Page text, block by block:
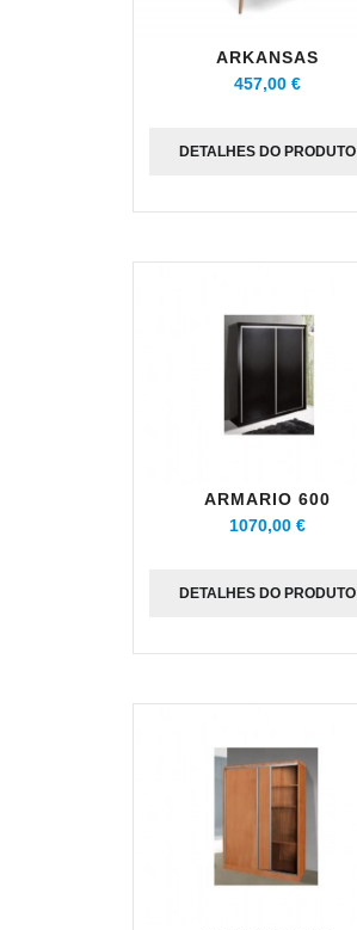
ARKANSAS
457,00 €
DETALHES DO PRODUTO
ARMARIO 600
1070,00 €
DETALHES DO PRODUTO